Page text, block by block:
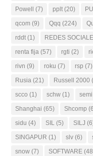
Powell (7) pplt (20)
qcom (9) Qqq (224)
rddt (1) REDES
renta fija (57) rgti (2)
rivn (9) roku (7) rsp (7)
Rusia (21) Russell 2000
scco (1) schw (1) semi
Shanghai (65) Shcomp
sidu (4) SIL (5) SILJ
SINGAPUR (1) slv (6)
snow (7) SOFTWARE